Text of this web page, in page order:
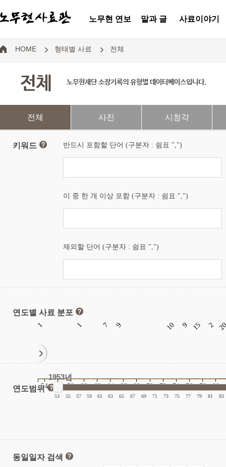
노무현 연보 말과 글 사료이야기
HOME 형태별 사료 전체
전체 노무현재단 소장기록의 유형별 데이터베이스입니다.
전체 사진 시청각
키워드 반드시 포함할 단어 (구분자 : 쉼표 ",")
이 중 한 개 이상 포함 (구분자 : 쉼표 ",")
제외할 단어 (구분자 : 쉼표 ",")
연도별 사료 분포
54 58 60 62 64 66 68 70 72 74 76 78 80
1 1 7 9 10 9 15 2
연도범위
1953년
|
53 55 57 59 61 63 65 67 69 71 73 75 77 79 81 83
동일일자 검색